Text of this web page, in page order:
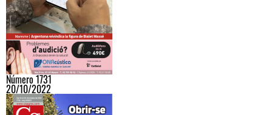
Número 1731
20/10/2022